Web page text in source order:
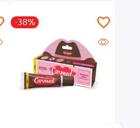
-38%